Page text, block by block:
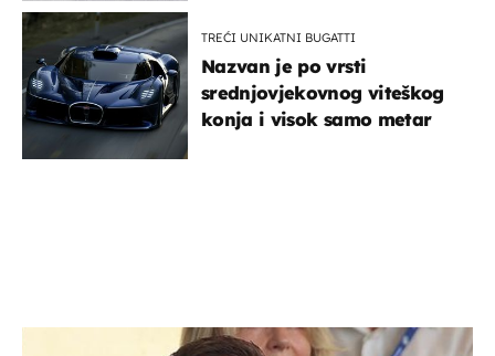
TREĆI UNIKATNI BUGATTI
Nazvan je po vrsti
srednjovjekovnog viteškog
konja i visok samo metar